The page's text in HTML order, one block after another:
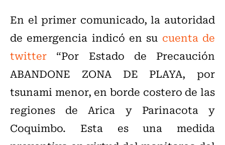
En el primer comunicado, la autoridad
de emergencia indicó en su cuenta de
twitter “Por Estado de Precaución
ABANDONE ZONA DE PLAYA, por
tsunami menor, en borde costero de las
regiones de Arica y Parinacota y
Coquimbo. Esta es una medida